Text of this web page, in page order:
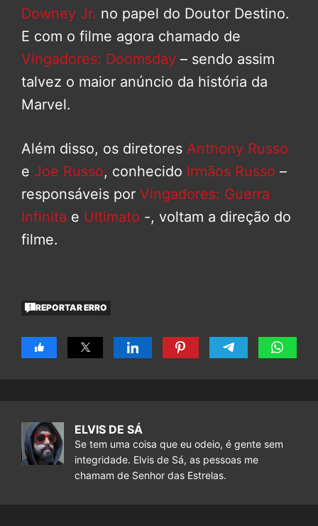
Downey Jr. no papel do Doutor Destino.
E com o filme agora chamado de
Vingadores: Doomsday – sendo assim
talvez o maior anúncio da história da
Marvel.
Além disso, os diretores Anthony Russo
e Joe Russo, conhecido Irmãos Russo –
responsáveis por Vingadores: Guerra
Infinita e Ultimato -, voltam a direção do
filme.
REPORTAR ERRO
ELVIS DE SÁ
Se tem uma coisa que eu odeio, é gente sem
integridade. Elvis de Sá, as pessoas me
chamam de Senhor das Estrelas.